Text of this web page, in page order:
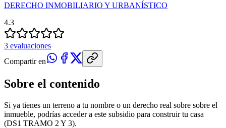
DERECHO INMOBILIARIO Y URBANÍSTICO
4.3
3 evaluaciones
Compartir en
Sobre el contenido
Si ya tienes un terreno a tu nombre o un derecho real sobre sobre el
inmueble, podrías acceder a este subsidio para construir tu casa
(DS1 TRAMO 2 Y 3).